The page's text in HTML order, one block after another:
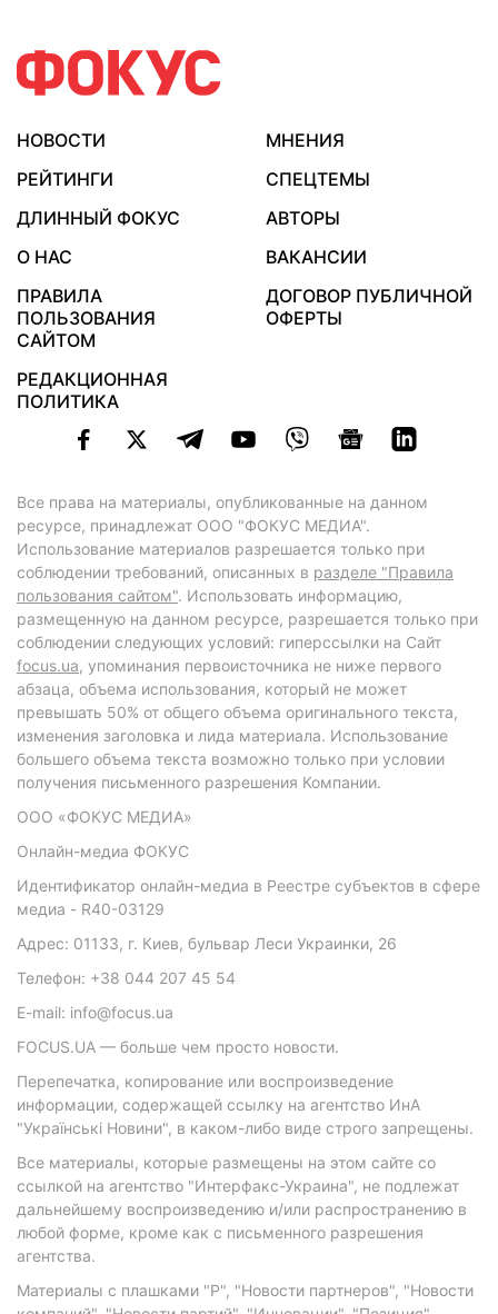
НОВОСТИ
МНЕНИЯ
РЕЙТИНГИ
СПЕЦТЕМЫ
ДЛИННЫЙ ФОКУС
АВТОРЫ
О НАС
ВАКАНСИИ
ПРАВИЛА
ПОЛЬЗОВАНИЯ
САЙТОМ
ДОГОВОР ПУБЛИЧНОЙ
ОФЕРТЫ
РЕДАКЦИОННАЯ
ПОЛИТИКА
Все права на материалы, опубликованные на данном
ресурсе, принадлежат ООО "ФОКУС МЕДИА".
Использование материалов разрешается только при
соблюдении требований, описанных в разделе "Правила
пользования сайтом". Использовать информацию,
размещенную на данном ресурсе, разрешается только при
соблюдении следующих условий: гиперссылки на Сайт
focus.ua, упоминания первоисточника не ниже первого
абзаца, объема использования, который не может
превышать 50% от общего объема оригинального текста,
изменения заголовка и лида материала. Использование
большего объема текста возможно только при условии
получения письменного разрешения Компании.
ООО «ФОКУС МЕДИА»
Онлайн-медиа ФОКУС
Идентификатор онлайн-медиа в Реестре субъектов в сфере
медиа - R40-03129
Адрес: 01133, г. Киев, бульвар Леси Украинки, 26
Телефон: +38 044 207 45 54
E-mail: info@focus.ua
FOCUS.UA — больше чем просто новости.
Перепечатка, копирование или воспроизведение
информации, содержащей ссылку на агентство ИнА
"Українські Новини", в каком-либо виде строго запрещены.
Все материалы, которые размещены на этом сайте со
ссылкой на агентство "Интерфакс-Украина", не подлежат
дальнейшему воспроизведению и/или распространению в
любой форме, кроме как с письменного разрешения
агентства.
Материалы с плашками "Р", "Новости партнеров", "Новости